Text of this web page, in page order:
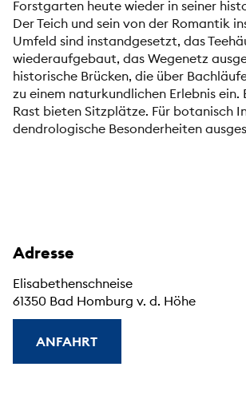
Forstgarten heute wieder in seiner
Der Teich und sein von der Romantik
Umfeld sind instandgesetzt, das
wiederaufgebaut, das Wegenetz
historische Brücken, die über
zu einem naturkundlichen Erlebnis ein.
Rast bieten Sitzplätze. Für botanisch
dendrologische Besonderheiten
Adresse
Elisabethenschneise
61350 Bad Homburg v. d. Höhe
ANFAHRT